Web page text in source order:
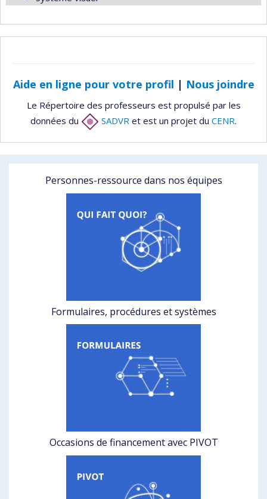
Aide en ligne pour votre profil | Nous joindre
Le Répertoire des professeurs est propulsé par les
données du
SADVR et est un projet du CENR.
Personnes-ressource dans nos équipes
Formulaires, procédures et systèmes
Occasions de financement avec PIVOT